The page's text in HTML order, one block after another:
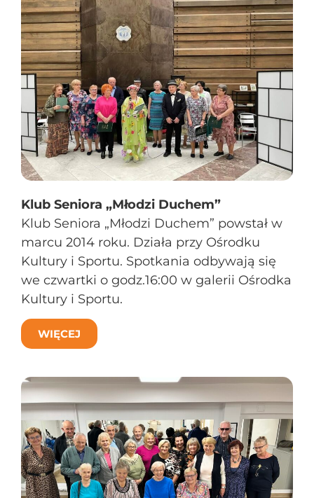
Klub Seniora „Młodzi Duchem”
Klub Seniora „Młodzi Duchem” powstał w
marcu 2014 roku. Działa przy Ośrodku
Kultury i Sportu. Spotkania odbywają się
we czwartki o godz.16:00 w galerii Ośrodka
Kultury i Sportu.
WIĘCEJ